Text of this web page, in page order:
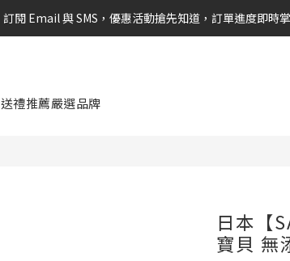
新會員享$100購物金 現在立即加入！
訂閱 Email 與 SMS，優惠活動搶先知道，訂單進度即時
送禮推薦嚴選品牌
日本【
寶貝 無